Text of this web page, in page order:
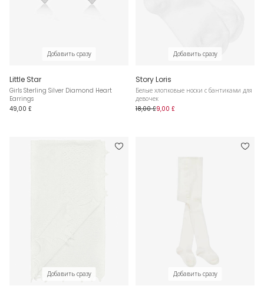
Добавить сразу
Little Star
Girls Sterling Silver Diamond Heart
Earrings
49,00 £
Добавить сразу
Story Loris
Белые хлопковые носки с бантиками для
девочек
18,00 £9,00 £
Добавить сразу Добавить сразу